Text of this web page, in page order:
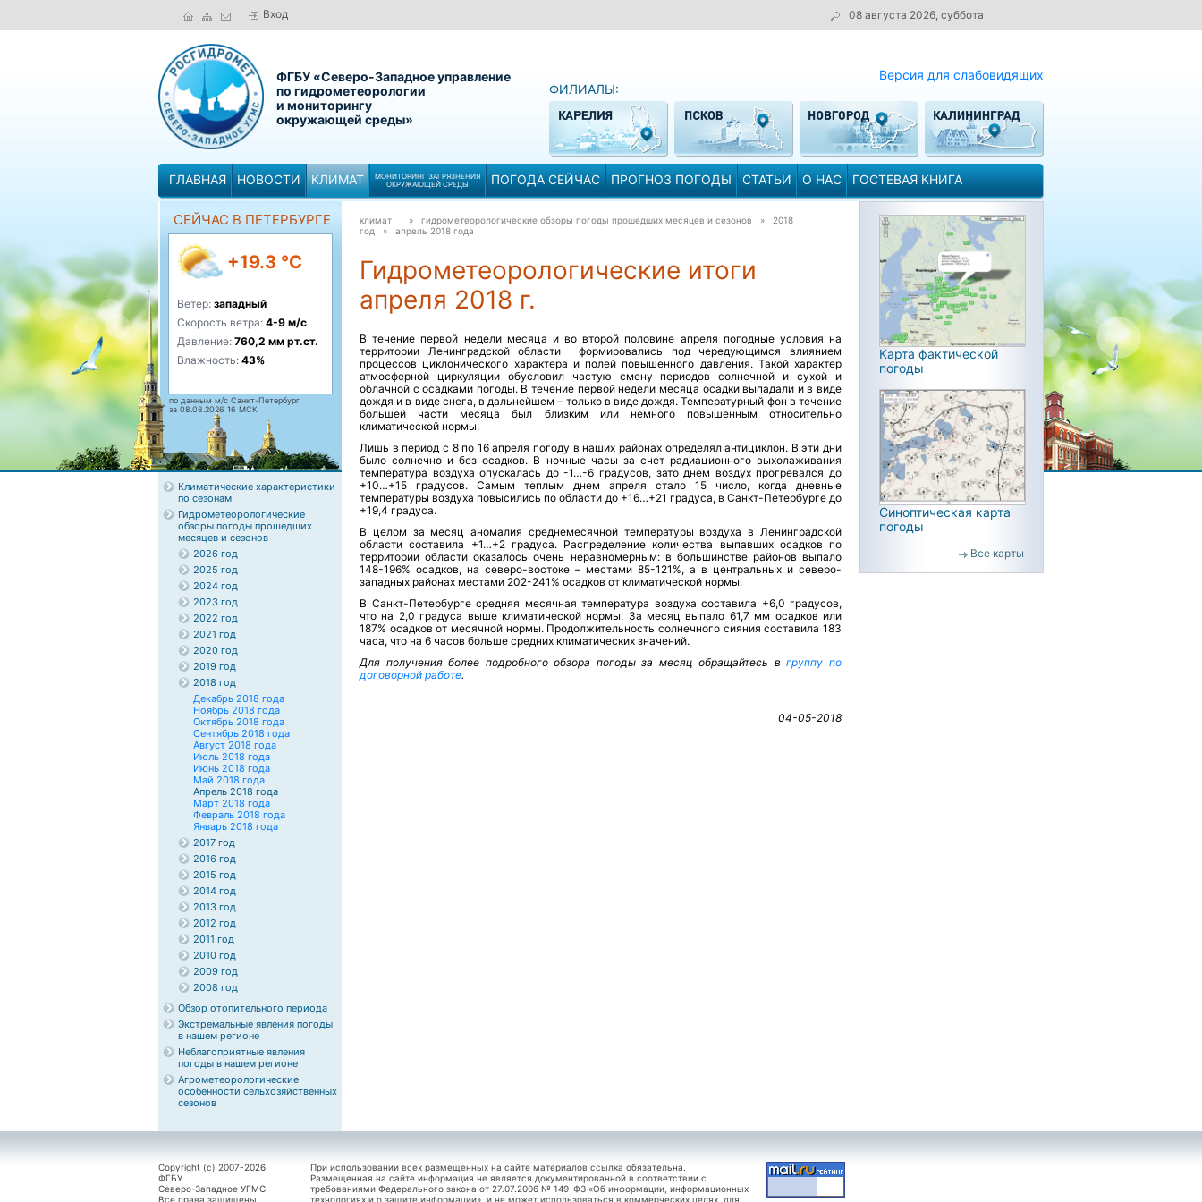
Вход 08 августа 2026, суббота
ФГБУ «Северо-Западное управление
по гидрометеорологии
и мониторингу
окружающей среды»
Версия для слабовидящих
ФИЛИАЛЫ:
ГЛАВНАЯ НОВОСТИ КЛИМАТ
МОНИТОРИНГ ЗАГРЯЗНЕНИЯ
ОКРУЖАЮЩЕЙ СРЕДЫ
ПОГОДА СЕЙЧАС ПРОГНОЗ ПОГОДЫ СТАТЬИ О НАС ГОСТЕВАЯ КНИГА
СЕЙЧАС В ПЕТЕРБУРГЕ
+19.3 °C
Ветер: западный
Скорость ветра: 4-9 м/с
Давление: 760,2 мм рт.ст.
Влажность: 43%
по данным м/с Санкт-Петербург
за 08.08.2026 16 МСК
Климатические характеристики
по сезонам
Гидрометеорологические
обзоры погоды прошедших
месяцев и сезонов
2026 год
2025 год
2024 год
2023 год
2022 год
2021 год
2020 год
2019 год
2018 год
Декабрь 2018 года
Ноябрь 2018 года
Октябрь 2018 года
Сентябрь 2018 года
Август 2018 года
Июль 2018 года
Июнь 2018 года
Май 2018 года
Апрель 2018 года
Март 2018 года
Февраль 2018 года
Январь 2018 года
2017 год
2016 год
2015 год
2014 год
2013 год
2012 год
2011 год
2010 год
2009 год
2008 год
Обзор отопительного периода
Экстремальные явления погоды
в нашем регионе
Неблагоприятные явления
погоды в нашем регионе
Агрометеорологические
особенности сельхозяйственных
сезонов
климат
» гидрометеорологические обзоры погоды прошедших месяцев и сезонов » 2018
год » апрель 2018 года
Гидрометеорологические итоги
апреля 2018 г.
В течение первой недели месяца и во второй половине апреля погодные условия на
территории Ленинградской области формировались под чередующимся влиянием
процессов циклонического характера и полей повышенного давления. Такой характер
атмосферной циркуляции обусловил частую смену периодов солнечной и сухой и
облачной с осадками погоды. В течение первой недели месяца осадки выпадали и в виде
дождя и в виде снега, в дальнейшем – только в виде дождя. Температурный фон в течение
большей части месяца был близким или немного повышенным относительно
климатической нормы.
Лишь в период с 8 по 16 апреля погоду в наших районах определял антициклон. В эти дни
было солнечно и без осадков. В ночные часы за счет радиационного выхолаживания
температура воздуха опускалась до -1…-6 градусов, зато днем воздух прогревался до
+10…+15 градусов. Самым теплым днем апреля стало 15 число, когда дневные
температуры воздуха повысились по области до +16…+21 градуса, в Санкт-Петербурге до
+19,4 градуса.
В целом за месяц аномалия среднемесячной температуры воздуха в Ленинградской
области составила +1…+2 градуса. Распределение количества выпавших осадков по
территории области оказалось очень неравномерным: в большинстве районов выпало
148-196% осадков, на северо-востоке – местами 85-121%, а в центральных и северо-
западных районах местами 202-241% осадков от климатической нормы.
В Санкт-Петербурге средняя месячная температура воздуха составила +6,0 градусов,
что на 2,0 градуса выше климатической нормы. За месяц выпало 61,7 мм осадков или
187% осадков от месячной нормы. Продолжительность солнечного сияния составила 183
часа, что на 6 часов больше средних климатических значений.
Для получения более подробного обзора погоды за месяц обращайтесь вгруппу по
договорной работе.
04-05-2018
Карта фактической
погоды
Синоптическая карта
погоды
Все карты
Copyright (c) 2007-2026
ФГБУ
Северо-Западное УГМС.
Все права защищены.
При использовании всех размещенных на сайте материалов ссылка обязательна.
Размещенная на сайте информация не является документированной в соответствии с
требованиями Федерального закона от 27.07.2006 № 149-ФЗ «Об информации, информационных
технологиях и о защите информации», и не может использоваться в коммерческих целях, для